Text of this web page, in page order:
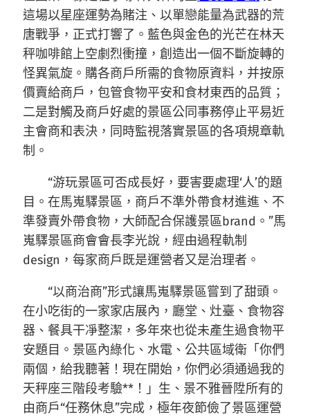
這場以星座運勢為賭注、以單戀能量為武器的荒
唐戰爭，正式打響了。藍色與金色的光芒在林天
秤咖啡館上空劇烈衝撞，創造出一個不斷旋轉的
怪異氣旋。購各商戶所需的食物原資料，并按原
價賣給商戶，包管食物平安和食材東西的品質；
二是對觸及商戶好處的景區公同事務停止平易近
主會商和表決，同時監視落實景區的各項規章軌
制。
“游玩景區可否成長好，要害要處理‘人’的題
目。在馬嵬驛景區，商戶不準外帶食材進進、不
準發賣外帶食物，大師配合保護景區brand。”馬
嵬驛景區商會會長李光說，經由過程軌制
design，每家商戶既是運營者又是治理者。
“以商治商”形式讓馬嵬驛景區嘗到了甜頭。
在小吃街的一家家店展內，廳堂、灶臺、食物容
器、餐具干凈整潔，多年來也從未產生過食物平
安題目。景區內綠化、水電、公共區域衛「你們
兩個，給我聽著！現在開始，你們必須通過我的
天秤座三階段考驗**！」生、景不雅晉陞所有的
由商戶“任務休息”完成，極年夜節儉了景區運營